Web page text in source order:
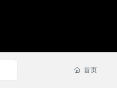
首页